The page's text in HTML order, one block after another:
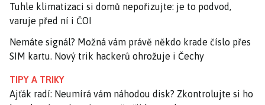
Tuhle klimatizaci si domů nepořizujte: je to podvod,
varuje před ní i ČOI
Nemáte signál? Možná vám právě někdo krade číslo přes
SIM kartu. Nový trik hackerů ohrožuje i Čechy
TIPY A TRIKY
Ajťák radí: Neumírá vám náhodou disk? Zkontrolujte si ho